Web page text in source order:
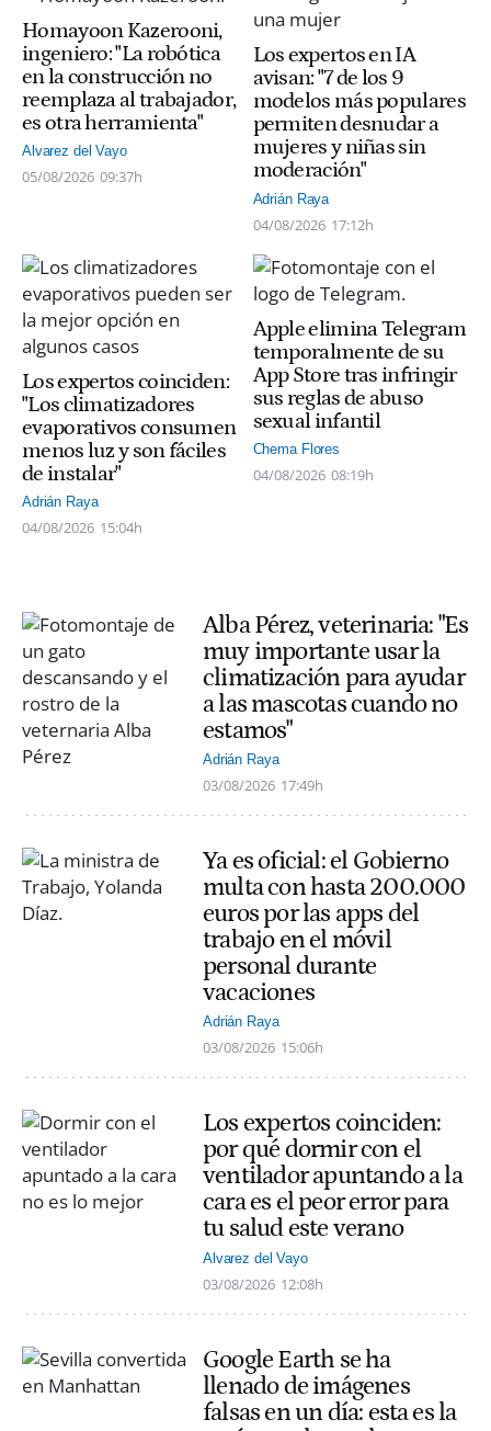
Homayoon Kazerooni,
ingeniero: "La robótica
en la construcción no
reemplaza al trabajador,
es otra herramienta"
Alvarez del Vayo
05/08/2026 09:37h
Los expertos en IA
avisan: "7 de los 9
modelos más populares
permiten desnudar a
mujeres y niñas sin
moderación"
Adrián Raya
04/08/2026 17:12h
Los expertos coinciden:
"Los climatizadores
evaporativos consumen
menos luz y son fáciles
de instalar"
Adrián Raya
04/08/2026 15:04h
Apple elimina Telegram
temporalmente de su
App Store tras infringir
sus reglas de abuso
sexual infantil
Chema Flores
04/08/2026 08:19h
Alba Pérez, veterinaria: "Es
muy importante usar la
climatización para ayudar
a las mascotas cuando no
estamos"
Adrián Raya
03/08/2026 17:49h
Ya es oficial: el Gobierno
multa con hasta 200.000
euros por las apps del
trabajo en el móvil
personal durante
vacaciones
Adrián Raya
03/08/2026 15:06h
Los expertos coinciden:
por qué dormir con el
ventilador apuntando a la
cara es el peor error para
tu salud este verano
Alvarez del Vayo
03/08/2026 12:08h
Google Earth se ha
llenado de imágenes
falsas en un día: esta es la